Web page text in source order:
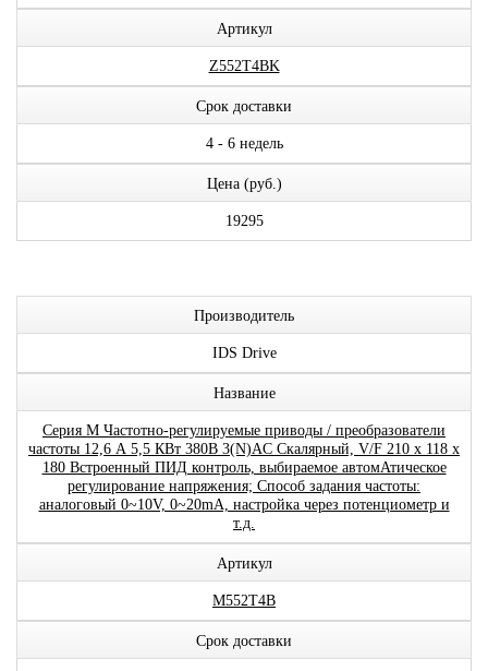
Артикул
Z552T4BK
Срок доставки
4 - 6 недель
Цена (руб.)
19295
Производитель
IDS Drive
Название
Серия M Частотно-регулируемые приводы / преобразователи
частоты 12,6 А 5,5 КВт 380В 3(N)AC Скалярный, V/F 210 x 118 x
180 Встроенный ПИД контроль, выбираемое автомАтическое
регулирование напряжения; Способ задания частоты:
аналоговый 0~10V, 0~20mA, настройка через потенциометр и
т.д.
Артикул
M552T4B
Срок доставки